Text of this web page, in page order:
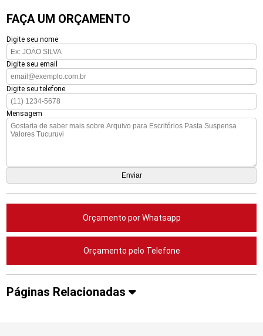
FAÇA UM ORÇAMENTO
Digite seu nome
Digite seu email
Digite seu telefone
Mensagem
Orçamento por Whatsapp
Orçamento pelo Telefone
Páginas Relacionadas